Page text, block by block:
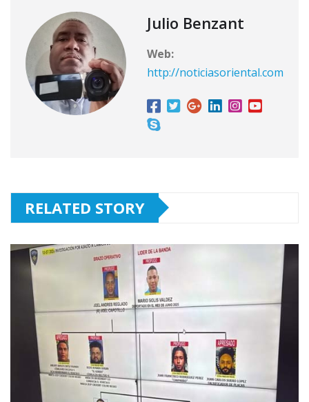
Julio Benzant
Web:
http://noticiasoriental.com
RELATED STORY